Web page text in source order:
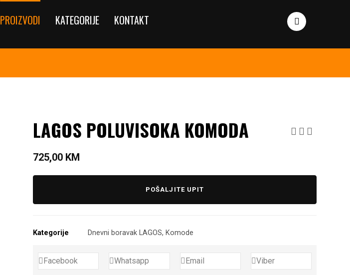
PROIZVODI KATEGORIJE KONTAKT
LAGOS POLUVISOKA KOMODA
725,00 KM
POŠALJITE UPIT
Kategorije Dnevni boravak LAGOS, Komode
Facebook Whatsapp Email Viber